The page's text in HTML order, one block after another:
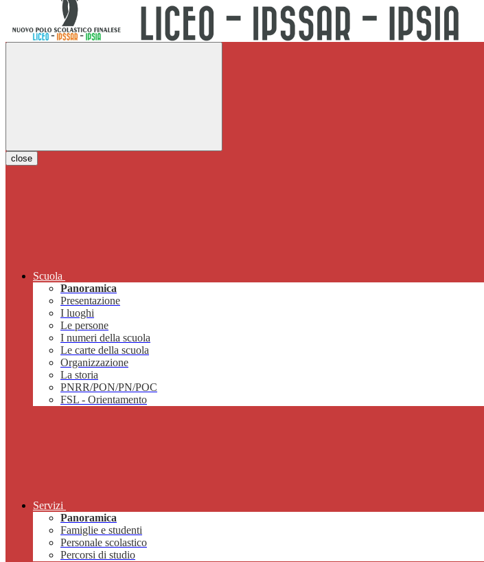
close
Scuola
Panoramica
Presentazione
I luoghi
Le persone
I numeri della scuola
Le carte della scuola
Organizzazione
La storia
PNRR/PON/PN/POC
FSL - Orientamento
Servizi
Panoramica
Famiglie e studenti
Personale scolastico
Percorsi di studio